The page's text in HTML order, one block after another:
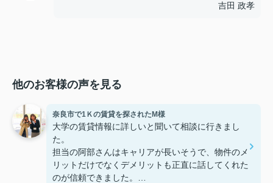
吉田 政孝
他のお客様の声を見る
奈良市で1Ｋの賃貸を探されたM様
大学の賃貸情報に詳しいと聞いて相談に行きまし
た。
担当の阿部さんはキャリアが長いそうで、物件のメ
リットだけでなくデメリットも正直に話してくれた
のが信頼できました。